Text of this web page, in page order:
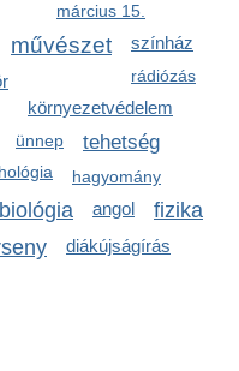
március 15.
művészet színház
rádiózás
környezetvédelem
ünnep tehetség
hagyomány
biológia angol
fizika
diákújságírás